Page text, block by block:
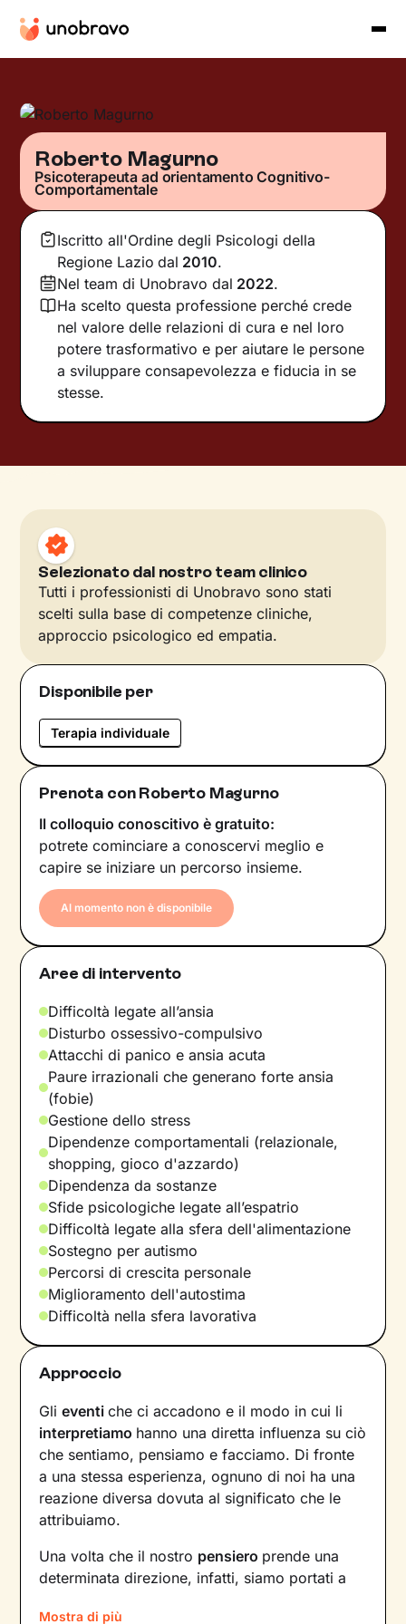
Roberto Magurno
Psicoterapeuta ad orientamento Cognitivo-
Comportamentale
Iscritto all'Ordine degli Psicologi della
Regione Lazio dal 2010.
Nel team di Unobravo dal 2022.
Ha scelto questa professione perché crede
nel valore delle relazioni di cura e nel loro
potere trasformativo e per aiutare le persone
a sviluppare consapevolezza e fiducia in se
stesse.
Selezionato dal nostro team clinico
Tutti i professionisti di Unobravo sono stati
scelti sulla base di competenze cliniche,
approccio psicologico ed empatia.
Disponibile per
Terapia individuale
Prenota con Roberto Magurno
Il colloquio conoscitivo è gratuito:
potrete cominciare a conoscervi meglio e
capire se iniziare un percorso insieme.
Al momento non è disponibile
Aree di intervento
Difficoltà legate all’ansia
Disturbo ossessivo-compulsivo
Attacchi di panico e ansia acuta
Paure irrazionali che generano forte ansia
(fobie)
Gestione dello stress
Dipendenze comportamentali (relazionale,
shopping, gioco d'azzardo)
Dipendenza da sostanze
Sfide psicologiche legate all’espatrio
Difficoltà legate alla sfera dell'alimentazione
Sostegno per autismo
Percorsi di crescita personale
Miglioramento dell'autostima
Difficoltà nella sfera lavorativa
Approccio
Glieventiche ci accadono e il modo in cui li
interpretiamo hanno una diretta influenza su ciò
che sentiamo, pensiamo e facciamo. Di fronte
a una stessa esperienza, ognuno di noi ha una
reazione diversa dovuta al significato che le
attribuiamo.
Una volta che il nostro pensiero prende una
determinata direzione, infatti, siamo portati a
Mostra di più